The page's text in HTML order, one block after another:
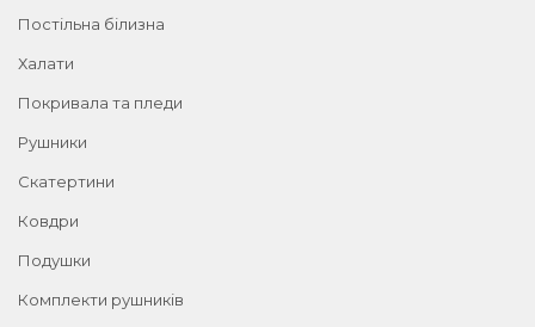
Постільна білизна
Халати
Покривала та пледи
Рушники
Скатертини
Ковдри
Подушки
Комплекти рушників